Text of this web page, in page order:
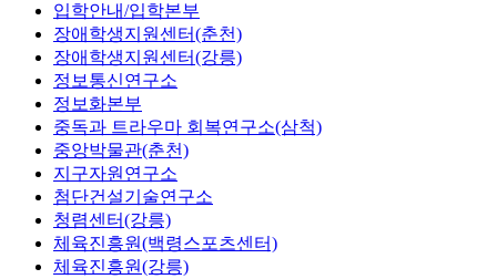
입학안내/입학본부
장애학생지원센터(춘천)
장애학생지원센터(강릉)
정보통신연구소
정보화본부
중독과 트라우마 회복연구소(삼척)
중앙박물관(춘천)
지구자원연구소
첨단건설기술연구소
청렴센터(강릉)
체육진흥원(백령스포츠센터)
체육진흥원(강릉)